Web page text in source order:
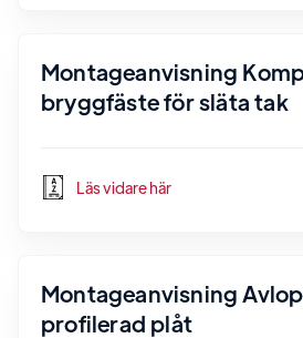
Montageanvisning
bryggfäste för släta tak
Läs vidare här
Montageanvisning
profilerad plåt